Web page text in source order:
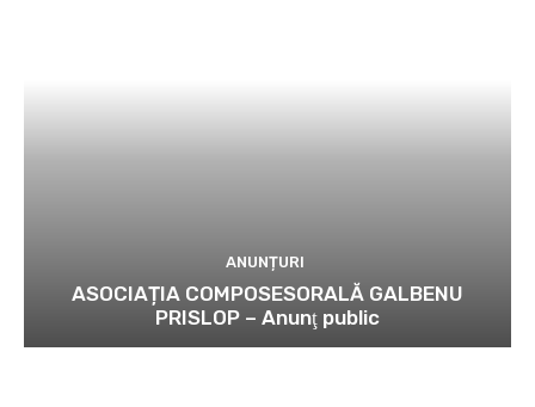
ANUNȚURI
ASOCIAȚIA COMPOSESORALĂ GALBENU
PRISLOP – Anunţ public